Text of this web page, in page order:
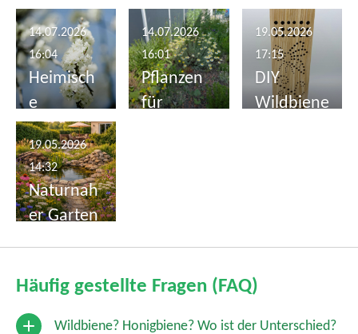
Heimisch
e
Heckenpfl
anzen für
Insekten
und Vögel
14.07.2026
16:04
Pflanzen
für
14.07.2026
16:01
DIY
Wildbiene
Zuhause
19.05.2026
17:15
Naturnah
er Garten
19.05.2026
14:32
Häufig gestellte Fragen (FAQ)
Wildbiene? Honigbiene? Wo ist der Unterschied?